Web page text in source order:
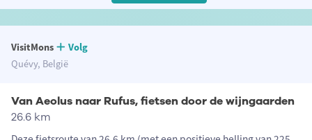
VisitMons
Volg
Quévy, België
Van Aeolus naar Rufus, fietsen door de wijngaarden
26.6 km